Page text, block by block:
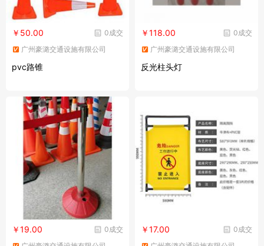
0成交
￥50.00
广州豪潞交通设施有限公司
pvc路锥
0成交
￥118.00
广州豪潞交通设施有限公司
反光柱头灯
0成交
￥19.00 0成交
￥17.00